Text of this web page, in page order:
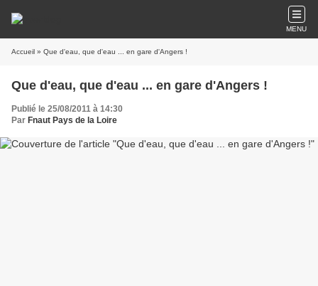
MENU
Accueil » Que d'eau, que d'eau ... en gare d'Angers !
Que d'eau, que d'eau ... en gare d'Angers !
Publié le 25/08/2011 à 14:30
Par Fnaut Pays de la Loire